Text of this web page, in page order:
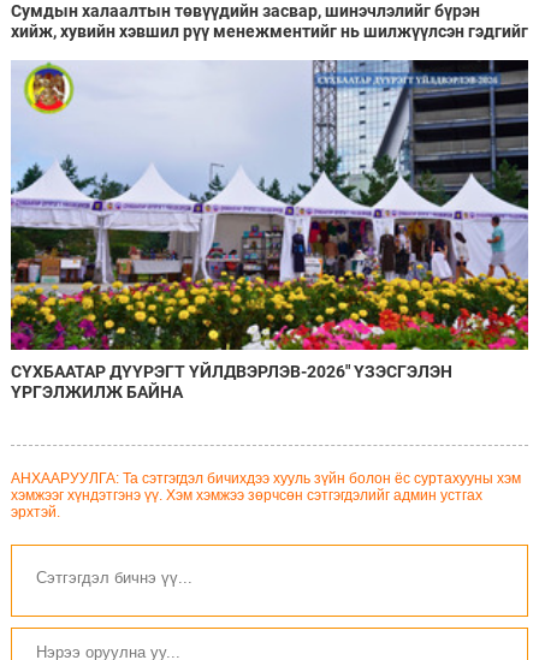
Сумдын халаалтын төвүүдийн засвар, шинэчлэлийг бүрэн
хийж, хувийн хэвшил рүү менежментийг нь шилжүүлсэн гэдгийг
СҮХБААТАР ДҮҮРЭГТ ҮЙЛДВЭРЛЭВ-2026" ҮЗЭСГЭЛЭН
ҮРГЭЛЖИЛЖ БАЙНА
АНХААРУУЛГА: Та сэтгэгдэл бичихдээ хууль зүйн болон ёс суртахууны хэм
хэмжээг хүндэтгэнэ үү. Хэм хэмжээ зөрчсөн сэтгэгдэлийг админ устгах
эрхтэй.